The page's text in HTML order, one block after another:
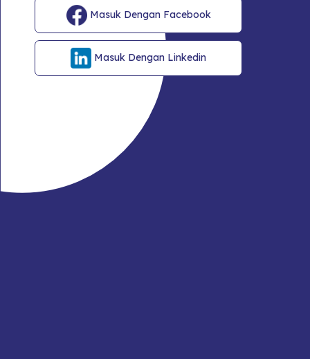
Masuk Dengan Facebook
Masuk Dengan Linkedin